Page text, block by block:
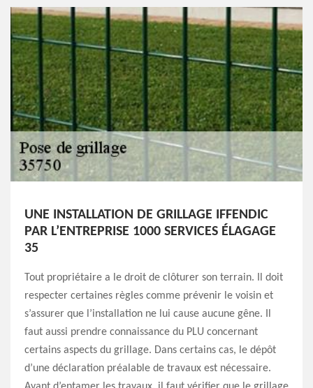
UNE INSTALLATION DE GRILLAGE IFFENDIC
PAR L’ENTREPRISE 1000 SERVICES ÉLAGAGE
35
Tout propriétaire a le droit de clôturer son terrain. Il doit
respecter certaines règles comme prévenir le voisin et
s’assurer que l’installation ne lui cause aucune gêne. Il
faut aussi prendre connaissance du PLU concernant
certains aspects du grillage. Dans certains cas, le dépôt
d’une déclaration préalable de travaux est nécessaire.